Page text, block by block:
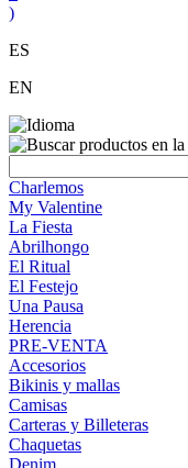
)
ES
EN
Charlemos
My Valentine
La Fiesta
Abrilhongo
El Ritual
El Festejo
Una Pausa
Herencia
PRE-VENTA
Accesorios
Bikinis y mallas
Camisas
Carteras y Billeteras
Chaquetas
Denim